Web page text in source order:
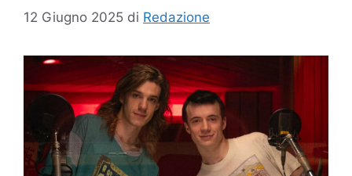
12 Giugno 2025 di Redazione